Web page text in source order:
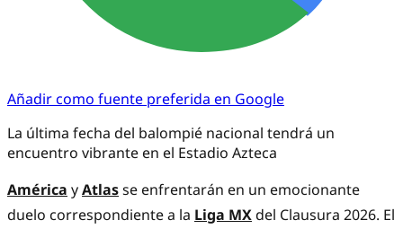
Añadir como fuente preferida en Google
La última fecha del balompié nacional tendrá un
encuentro vibrante en el Estadio Azteca
América yAtlasse enfrentarán en un emocionante
duelo correspondiente a la Liga MXdel Clausura 2026. El